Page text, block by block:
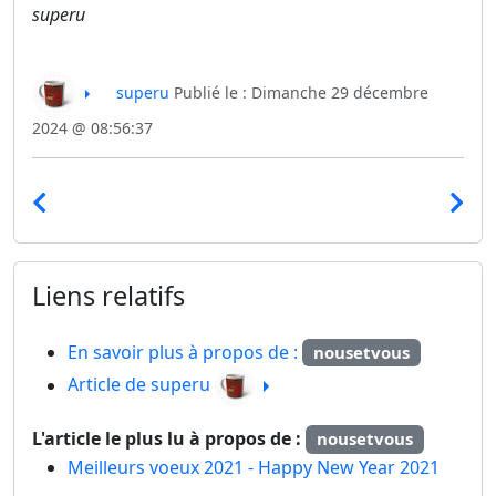
superu
superu Publié le : Dimanche 29 décembre
2024 @ 08:56:37
Liens relatifs
En savoir plus à propos de : nousetvous
Article de superu
L'article le plus lu à propos de : nousetvous
Meilleurs voeux 2021 - Happy New Year 2021